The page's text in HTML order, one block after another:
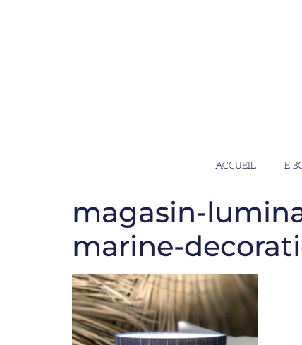
ACCUEIL E-
magasin-
marine-